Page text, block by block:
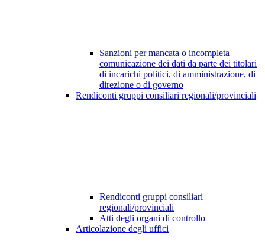
Sanzioni per mancata o incompleta
comunicazione dei dati da parte dei titolari
di incarichi politici, di amministrazione, di
direzione o di governo
Rendiconti gruppi consiliari regionali/provinciali
Rendiconti gruppi consiliari
regionali/provinciali
Atti degli organi di controllo
Articolazione degli uffici